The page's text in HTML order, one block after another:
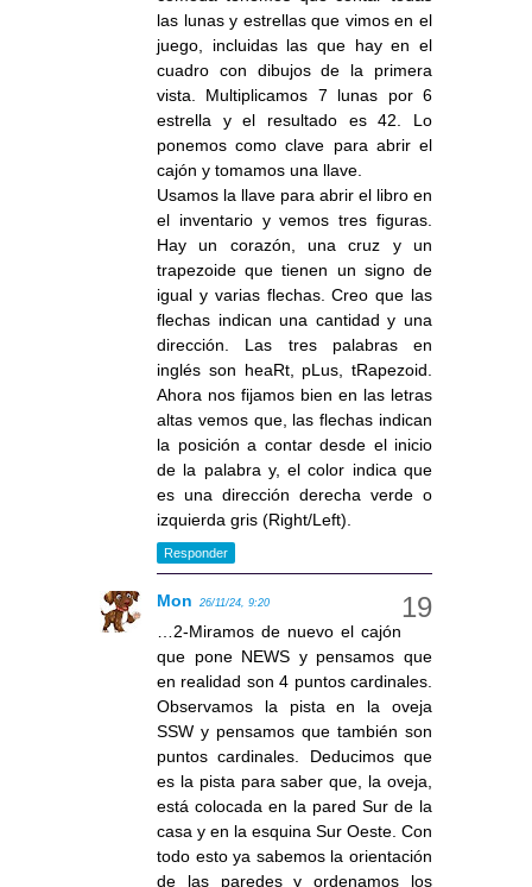
las lunas y estrellas que vimos en el
juego, incluidas las que hay en el
cuadro con dibujos de la primera
vista. Multiplicamos 7 lunas por 6
estrella y el resultado es 42. Lo
ponemos como clave para abrir el
cajón y tomamos una llave.
Usamos la llave para abrir el libro en
el inventario y vemos tres figuras.
Hay un corazón, una cruz y un
trapezoide que tienen un signo de
igual y varias flechas. Creo que las
flechas indican una cantidad y una
dirección. Las tres palabras en
inglés son heaRt, pLus, tRapezoid.
Ahora nos fijamos bien en las letras
altas vemos que, las flechas indican
la posición a contar desde el inicio
de la palabra y, el color indica que
es una dirección derecha verde o
izquierda gris (Right/Left).
Responder
Mon 26/11/24, 9:20
…2-Miramos de nuevo el cajón
que pone NEWS y pensamos que
en realidad son 4 puntos cardinales.
Observamos la pista en la oveja
SSW y pensamos que también son
puntos cardinales. Deducimos que
es la pista para saber que, la oveja,
está colocada en la pared Sur de la
casa y en la esquina Sur Oeste. Con
todo esto ya sabemos la orientación
de las paredes y ordenamos los